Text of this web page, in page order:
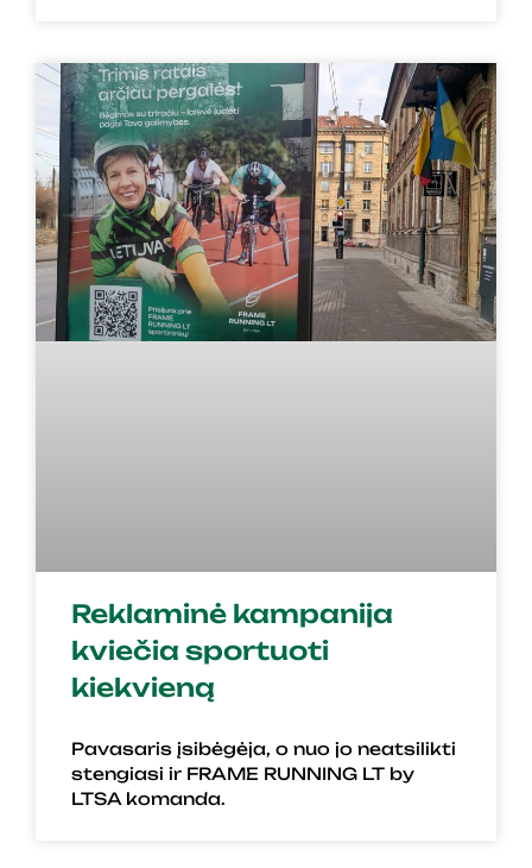
Reklaminė kampanija
kviečia sportuoti
kiekvieną
Pavasaris įsibėgėja, o nuo jo neatsilikti
stengiasi ir FRAME RUNNING LT by
LTSA komanda.